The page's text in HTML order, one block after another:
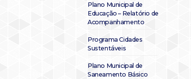
Plano Municipal de
Educação – Relatório de
Acompanhamento
Programa Cidades
Sustentáveis
Plano Municipal de
Saneamento Básico